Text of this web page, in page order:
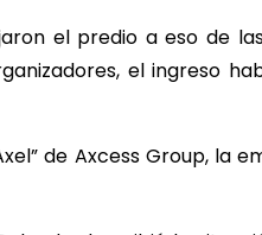
el predio a eso de
el ingreso
de Axcess Group,